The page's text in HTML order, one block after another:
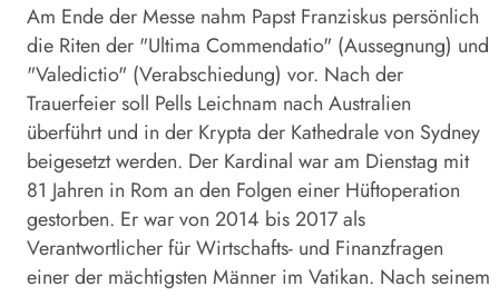
Am Ende der Messe nahm Papst Franziskus persönlich
die Riten der "Ultima Commendatio" (Aussegnung) und
"Valedictio" (Verabschiedung) vor. Nach der
Trauerfeier soll Pells Leichnam nach Australien
überführt und in der Krypta der Kathedrale von Sydney
beigesetzt werden. Der Kardinal war am Dienstag mit
81 Jahren in Rom an den Folgen einer Hüftoperation
gestorben. Er war von 2014 bis 2017 als
Verantwortlicher für Wirtschafts- und Finanzfragen
einer der mächtigsten Männer im Vatikan. Nach seinem